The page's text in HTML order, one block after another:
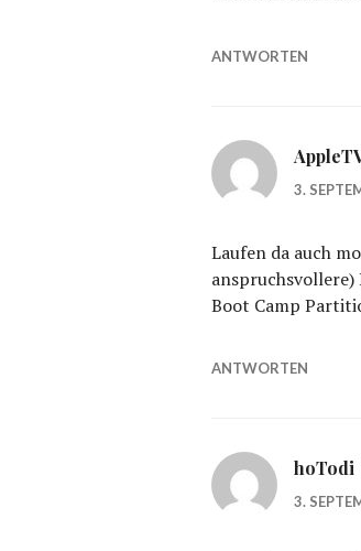
ANTWORTEN
3.
Laufen da auch
anspruchsvollere)
Boot Camp
ANTWORTEN
hoTodi
3.